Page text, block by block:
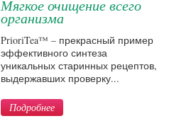
Мягкое очищение всего
организма
PrioriTea™ – прекрасный пример
эффективного синтеза
уникальных старинных рецептов,
выдержавших проверку...
Подробнее